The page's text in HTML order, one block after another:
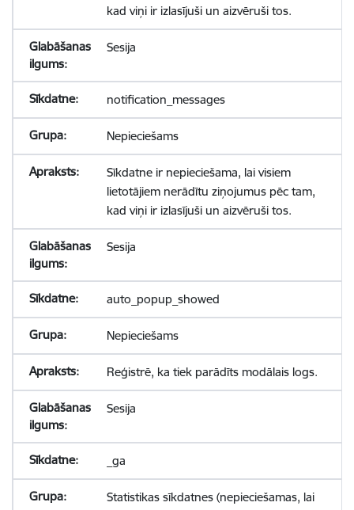
kad viņi ir izlasījuši un aizvēruši tos.
Sesija
notification_messages
Nepieciešams
Sīkdatne ir nepieciešama, lai visiem
lietotājiem nerādītu ziņojumus pēc tam,
kad viņi ir izlasījuši un aizvēruši tos.
Sesija
auto_popup_showed
Nepieciešams
Reģistrē, ka tiek parādīts modālais logs.
Sesija
_ga
Statistikas sīkdatnes (nepieciešamas, lai